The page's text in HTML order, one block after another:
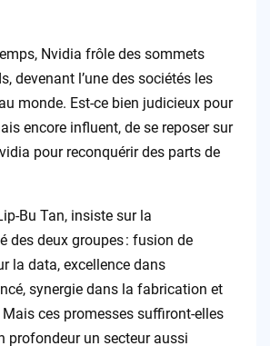
Nvidia frôle des sommets
devenant l’une des sociétés les
monde. Est-ce bien judicieux pour
encore influent, de se reposer sur
pour reconquérir des parts de
Bu Tan, insiste sur la
des deux groupes : fusion de
la data, excellence dans
synergie dans la fabrication et
ces promesses suffiront-elles
profondeur un secteur aussi